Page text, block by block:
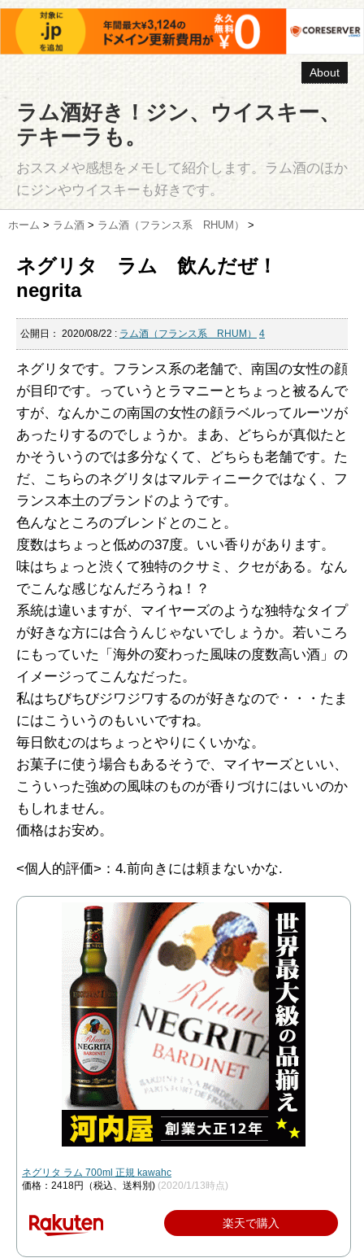
About
ラム酒好き！ジン、ウイスキー、
テキーラも。
おススメや感想をメモして紹介します。ラム酒のほか
にジンやウイスキーも好きです。
ホーム > ラム酒 > ラム酒（フランス系 RHUM） >
ネグリタ ラム 飲んだぜ！
negrita
公開日： 2020/08/22 : ラム酒（フランス系 RHUM） 4
ネグリタです。フランス系の老舗で、南国の女性の顔
が目印です。っていうとラマニーとちょっと被るんで
すが、なんかこの南国の女性の顔ラベルってルーツが
あったりするのでしょうか。まあ、どちらが真似たと
かそういうのでは多分なくて、どちらも老舗です。た
だ、こちらのネグリタはマルティニークではなく、フ
ランス本土のブランドのようです。
色んなところのブレンドとのこと。
度数はちょっと低めの37度。いい香りがあります。
味はちょっと渋くて独特のクサミ、クセがある。なん
でこんな感じなんだろうね！？
系統は違いますが、マイヤーズのような独特なタイプ
が好きな方には合うんじゃないでしょうか。若いころ
にもっていた「海外の変わった風味の度数高い酒」の
イメージってこんなだった。
私はちびちびジワジワするのが好きなので・・・たま
にはこういうのもいいですね。
毎日飲むのはちょっとやりにくいかな。
お菓子に使う場合もあるそうで、マイヤーズといい、
こういった強めの風味のものが香りづけにはいいのか
もしれません。
価格はお安め。
<個人的評価>：4.前向きには頼まないかな.
ネグリタ ラム 700ml 正規 kawahc
価格：2418円（税込、送料別) (2020/1/13時点)
楽天で購入